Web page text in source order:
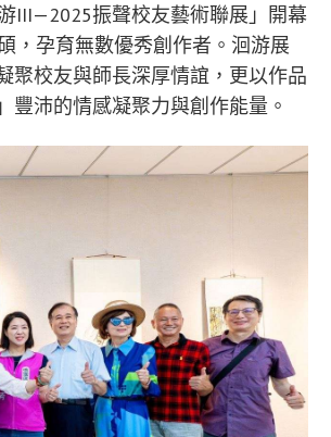
III—2025振聲校友藝術聯展」開幕
，孕育無數優秀創作者。洄游展
聚校友與師長深厚情誼，更以作品
沛的情感凝聚力與創作能量。